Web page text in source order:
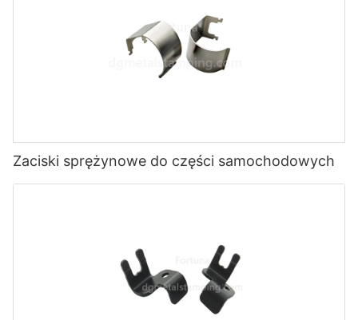
Zaciski sprężynowe do części samochodowych